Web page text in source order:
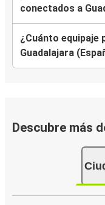
conectados a
¿Cuánto equipaje
Guadalajara
Descubre más